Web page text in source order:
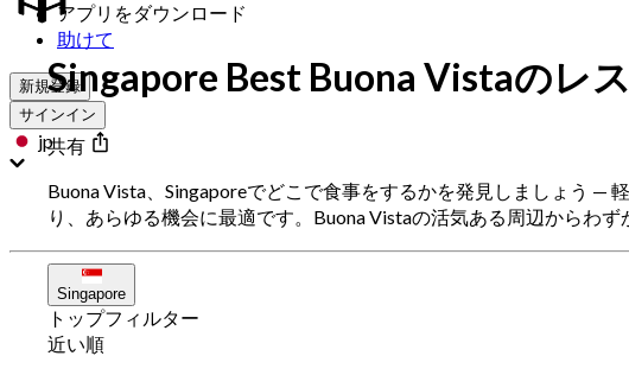
アプリをダウンロード
助けて
新規登録
サインイン
jp
Singapore Best Buona Vistaのレ
共有
Buona Vista、Singaporeでどこで食事をするかを発見しましょう —
り、あらゆる機会に最適です。Buona Vistaの活気ある周辺からわ
Singapore
トップフィルター
近い順